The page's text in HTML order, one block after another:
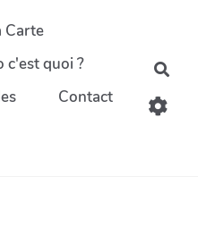
Carte
c'est quoi ?
Contact